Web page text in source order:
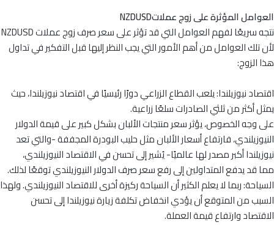
العوامل المؤثرة على زوج عملاتNZDUSD
نتجه سريعًا لفهم العوامل التي قد تؤثر على سعر صرف زوج عملات NZDUSD
لأن تلك العوامل من أهم الأمور التي يجب النظر إليها قبل التفكير في تداول
هذا الزوج:
اقتصاد نيوزيلندا: يلعب القطاع الزراعي دورًا رئيسيًا في اقتصاد نيوزيلندا، حيث
يمثل أكثر من ثلثي الصادرات سلعًا زراعية.
على وجه الخصوص، يؤثر سعر منتجات الألبان بشكل كبير على قيمة الدولار
النيوزيلندي، فارتفاع أسعار الألبان مثل حليب البودرة المجففة -والتي تعد
نيوزيلندا أكبر مصدر لها عالميًا- يُشير إلى تحسن في الاقتصاد النيوزيلندي،
مما قد يدفع المتداولين إلى رفع سعر صرف الدولار النيوزيلندي توقعًا لذلك.
السياحة: ربما لا يعلم الكثير أن السياحة ركيزة أخرى للاقتصاد النيوزيلندي. ولهذا
السبب من المتوقع أن يؤدي انخفاض تكلفة زيارة نيوزيلندا إلى تحسن
الاقتصاد وارتفاع قيمة العملة.